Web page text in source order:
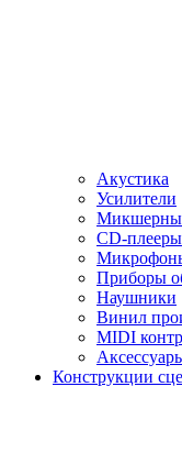
Акустика
Усилители
CD-плееры
Приборы
Наушники
Винил
MIDI
Конструкции